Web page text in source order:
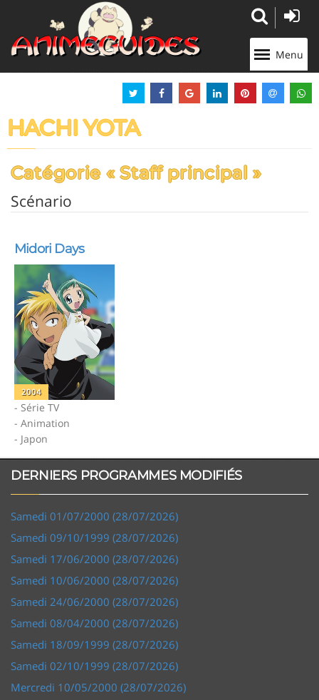
Menu
HACHI YOTA
Catégorie « Staff principal »
Scénario
Midori Days
2004
- Série TV
- Animation
- Japon
DERNIERS PROGRAMMES MODIFIÉS
Samedi 01/07/2000 (28/07/2026)
Samedi 09/10/1999 (28/07/2026)
Samedi 17/06/2000 (28/07/2026)
Samedi 10/06/2000 (28/07/2026)
Samedi 24/06/2000 (28/07/2026)
Samedi 08/04/2000 (28/07/2026)
Samedi 18/09/1999 (28/07/2026)
Samedi 02/10/1999 (28/07/2026)
Mercredi 10/05/2000 (28/07/2026)
Panneau de gestion des cookies